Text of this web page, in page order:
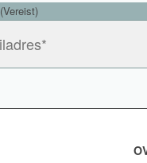
(Vereist)